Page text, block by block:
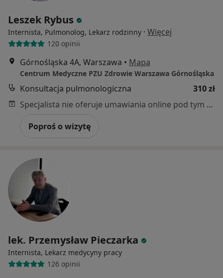
Leszek Rybus
Internista, Pulmonolog, Lekarz rodzinny · Więcej
120 opinii
Górnośląska 4A, Warszawa • Mapa
Centrum Medyczne PZU Zdrowie Warszawa Górnośląska
Konsultacja pulmonologiczna
310 zł
Specjalista nie oferuje umawiania online pod tym adresem.
Poproś o wizytę
lek. Przemysław Pieczarka
Internista, Lekarz medycyny pracy
126 opinii